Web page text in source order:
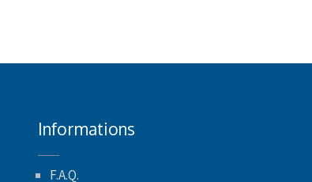
Informations
F.A.Q.